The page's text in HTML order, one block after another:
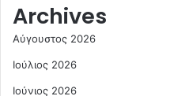
Archives
Αύγουστος 2026
Ιούλιος 2026
Ιούνιος 2026